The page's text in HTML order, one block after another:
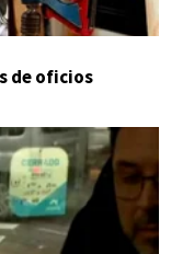
de oficios